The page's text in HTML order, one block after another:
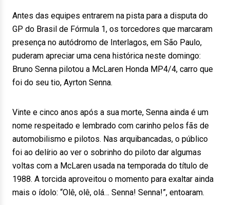
Antes das equipes entrarem na pista para a disputa do
GP do Brasil de Fórmula 1, os torcedores que marcaram
presença no autódromo de Interlagos, em São Paulo,
puderam apreciar uma cena histórica neste domingo:
Bruno Senna pilotou a McLaren Honda MP4/4, carro que
foi do seu tio, Ayrton Senna.
Vinte e cinco anos após a sua morte, Senna ainda é um
nome respeitado e lembrado com carinho pelos fãs de
automobilismo e pilotos. Nas arquibancadas, o público
foi ao delírio ao ver o sobrinho do piloto dar algumas
voltas com a McLaren usada na temporada do título de
1988. A torcida aproveitou o momento para exaltar ainda
mais o ídolo: “Olê, olê, olá… Senna! Senna!”, entoaram.